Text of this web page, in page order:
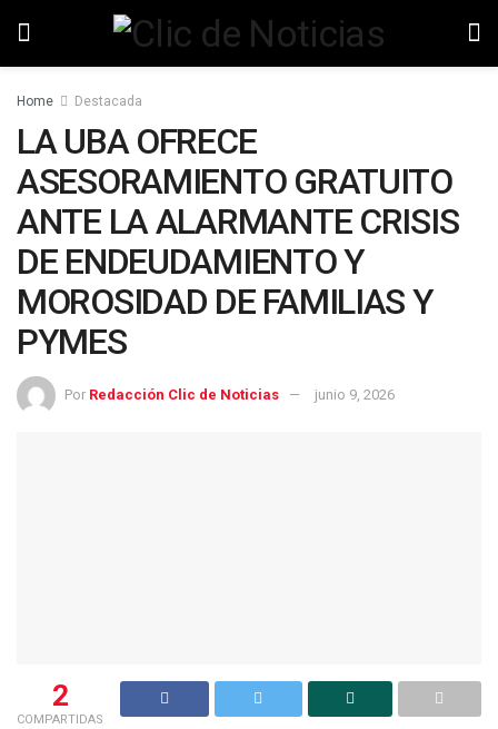
Home Destacada
LA UBA OFRECE
ASESORAMIENTO GRATUITO
ANTE LA ALARMANTE CRISIS
DE ENDEUDAMIENTO Y
MOROSIDAD DE FAMILIAS Y
PYMES
Por Redacción Clic de Noticias junio 9, 2026
2
COMPARTIDAS